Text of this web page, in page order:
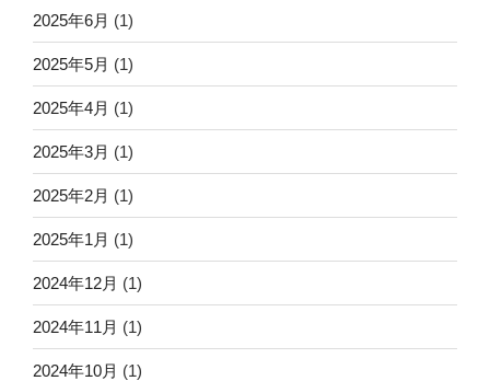
2025年6月 (1)
2025年5月 (1)
2025年4月 (1)
2025年3月 (1)
2025年2月 (1)
2025年1月 (1)
2024年12月 (1)
2024年11月 (1)
2024年10月 (1)